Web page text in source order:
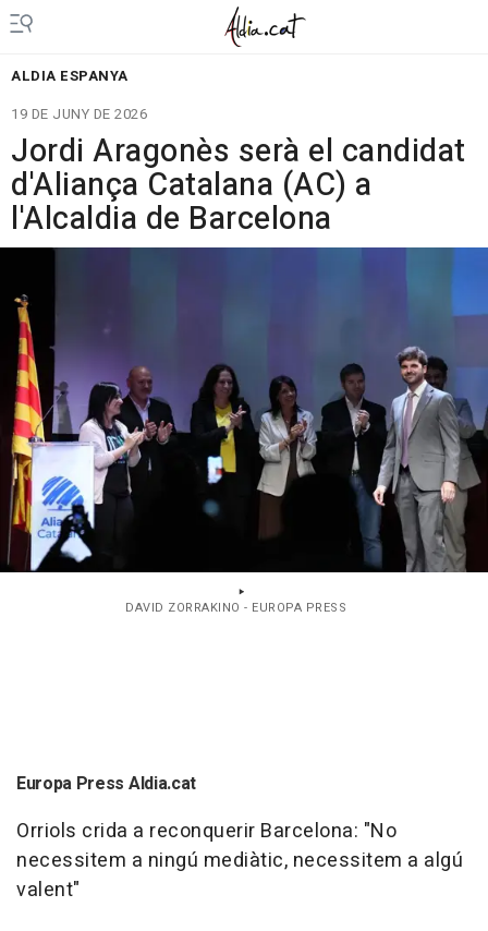
ALDIA ESPANYA
19 DE JUNY DE 2026
Jordi Aragonès serà el candidat
d'Aliança Catalana (AC) a
l'Alcaldia de Barcelona
DAVID ZORRAKINO - EUROPA PRESS
Europa Press Aldia.cat
Orriols crida a reconquerir Barcelona: "No
necessitem a ningú mediàtic, necessitem a algú
valent"